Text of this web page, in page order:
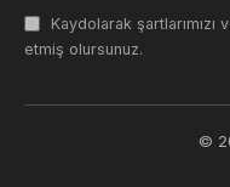
Kaydolarak şartlarımızı
etmiş olursunuz.
©